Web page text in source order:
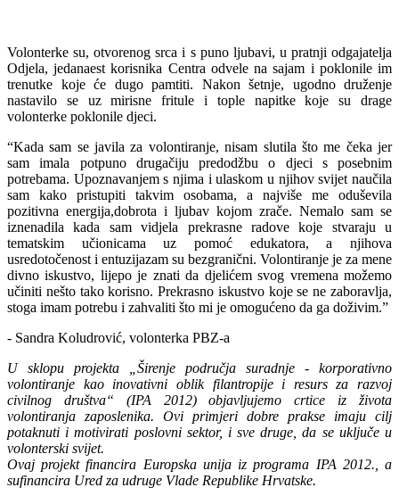
Volonterke su, otvorenog srca i s puno ljubavi, u pratnji odgajatelja
Odjela, jedanaest korisnika Centra odvele na sajam i poklonile im
trenutke koje će dugo pamtiti. Nakon šetnje, ugodno druženje
nastavilo se uz mirisne fritule i tople napitke koje su drage
volonterke poklonile djeci.
“Kada sam se javila za volontiranje, nisam slutila što me čeka jer
sam imala potpuno drugačiju predodžbu o djeci s posebnim
potrebama. Upoznavanjem s njima i ulaskom u njihov svijet naučila
sam kako pristupiti takvim osobama, a najviše me oduševila
pozitivna energija,dobrota i ljubav kojom zrače. Nemalo sam se
iznenadila kada sam vidjela prekrasne radove koje stvaraju u
tematskim učionicama uz pomoć edukatora, a njihova
usredotočenost i entuzijazam su bezgranični. Volontiranje je za mene
divno iskustvo, lijepo je znati da djelićem svog vremena možemo
učiniti nešto tako korisno. Prekrasno iskustvo koje se ne zaboravlja,
stoga imam potrebu i zahvaliti što mi je omogućeno da ga doživim.”
- Sandra Koludrović, volonterka PBZ-a
U sklopu projekta „Širenje područja suradnje - korporativno
volontiranje kao inovativni oblik filantropije i resurs za razvoj
civilnog društva“ (IPA 2012) objavljujemo crtice iz života
volontiranja zaposlenika. Ovi primjeri dobre prakse imaju cilj
potaknuti i motivirati poslovni sektor, i sve druge, da se uključe u
volonterski svijet.
Ovaj projekt financira Europska unija iz programa IPA 2012., a
sufinancira Ured za udruge Vlade Republike Hrvatske.